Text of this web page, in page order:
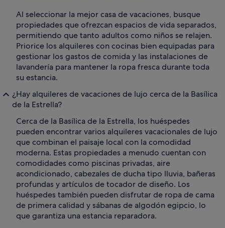
Al seleccionar la mejor casa de vacaciones, busque
propiedades que ofrezcan espacios de vida separados,
permitiendo que tanto adultos como niños se relajen.
Priorice los alquileres con cocinas bien equipadas para
gestionar los gastos de comida y las instalaciones de
lavandería para mantener la ropa fresca durante toda
su estancia.
¿Hay alquileres de vacaciones de lujo cerca de la Basílica
de la Estrella?
Cerca de la Basílica de la Estrella, los huéspedes
pueden encontrar varios alquileres vacacionales de lujo
que combinan el paisaje local con la comodidad
moderna. Estas propiedades a menudo cuentan con
comodidades como piscinas privadas, aire
acondicionado, cabezales de ducha tipo lluvia, bañeras
profundas y artículos de tocador de diseño. Los
huéspedes también pueden disfrutar de ropa de cama
de primera calidad y sábanas de algodón egipcio, lo
que garantiza una estancia reparadora.